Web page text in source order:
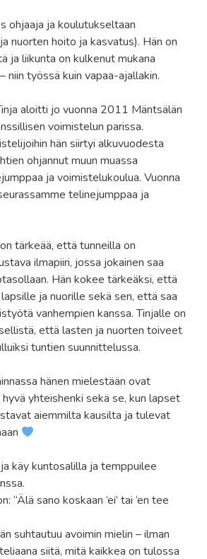
ohjaaja ja koulutukseltaan
nuorten hoito ja kasvatus). Hän on
ja liikunta on kulkenut mukana
niin työssä kuin vapaa-ajallakin.
aloitti jo vuonna 2011 Mäntsälän
voimistelun parissa.
hän siirtyi alkuvuodesta
ohjannut muun muassa
ja voimistelukoulua. Vuonna
telinejumppaa ja
tärkeää, että tunneilla on
ilmapiiri, jossa jokainen saa
Hän kokee tärkeäksi, että
ja nuorille sekä sen, että saa
vanhempien kanssa. Tinjalle on
että lasten ja nuorten toiveet
tuntien suunnittelussa.
hänen mielestään ovat
yhteishenki sekä se, kun lapset
aiemmilta kausilta ja tulevat
käy kuntosalilla ja temppuilee
“Älä sano koskaan ‘ei’ tai ‘en tee
suhtautuu avoimin mielin – ilman
siitä, mitä kaikkea on tulossa